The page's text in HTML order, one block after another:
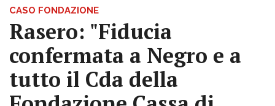
CASO FONDAZIONE
Rasero: "Fiducia
confermata a Negro e a
tutto il Cda della